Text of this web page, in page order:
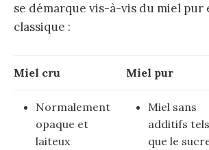
se démarque vis-à-vis du miel pur
classique :
Miel cru Miel pur
Normalement
opaque et
laiteux
Miel sans
additifs tels
que le